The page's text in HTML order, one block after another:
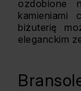
ozdobione
kamieniami
biżuterię
eleganckim